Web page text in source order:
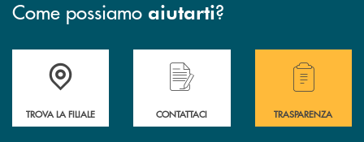
Come possiamo aiutarti?
Accedi all' elenco completo delle filiali .
TROVA LA FILIALE
Hai bisogno di assistenza immediata?
CONTATTACI
Hai bisogno di
TRASPARENZA